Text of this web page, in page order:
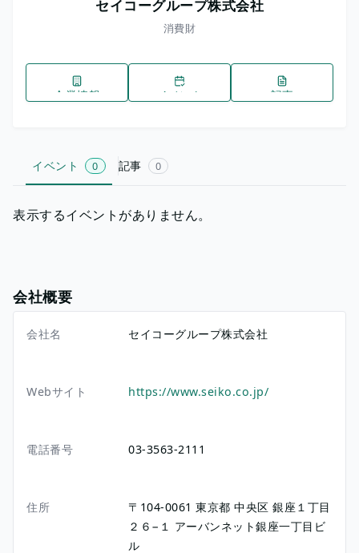
セイコーグループ株式会社
消費財
企業情報 イベント 記事
イベント 0 記事 0
表示するイベントがありません。
会社概要
会社名 セイコーグループ株式会社
Webサイト https://www.seiko.co.jp/
電話番号 03-3563-2111
住所 〒104-0061東京都中央区 銀座１丁目
２６−１ アーバンネット銀座一丁目ビ
ル